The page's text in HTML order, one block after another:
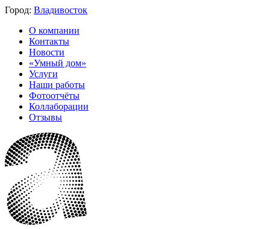
Город: Владивосток
О компании
Контакты
Новости
«Умный дом»
Услуги
Наши работы
Фотоотчёты
Коллаборации
Отзывы